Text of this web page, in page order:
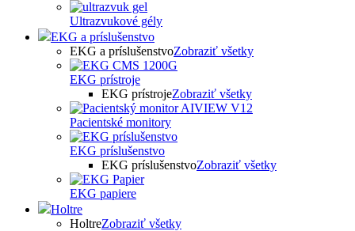
Ultrazvukové gély
EKG a príslušenstvo
EKG a príslušenstvoZobraziť všetky
EKG prístroje
EKG prístrojeZobraziť všetky
Pacientské monitory
EKG príslušenstvo
EKG príslušenstvoZobraziť všetky
EKG papiere
Holtre
HoltreZobraziť všetky